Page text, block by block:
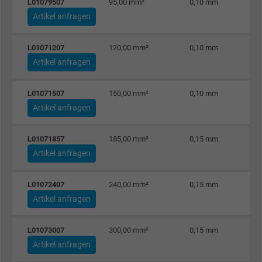
Anbieter Google LLC
Laufzeit 1 Minute
Zweck
Cookie von Google für Website-Analysen.
Erzeugt statistische Daten darüber, wie der
Anbieter Google LLC
Wird verwendet, um die Aktionen eines
zu registrieren und zu melden.
L01079507 95,00 mm² 0,10 mm
Artikel anfragen
L01071207 120,00 mm² 0,10 mm
Artikel anfragen
L01071507 150,00 mm² 0,10 mm
Artikel anfragen
L01071857 185,00 mm² 0,15 mm
Artikel anfragen
L01072407 240,00 mm² 0,15 mm
Artikel anfragen
L01073007 300,00 mm² 0,15 mm
Artikel anfragen